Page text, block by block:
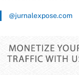
@jurnalexpose.com